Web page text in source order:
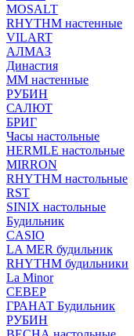
MOSALT
RHYTHM настенные
VILART
АЛМАЗ
Династия
ММ настенные
РУБИН
САЛЮТ
БРИГ
Часы настольные
HERMLE настольные
MIRRON
RHYTHM настольные
RST
SINIX настольные
Будильник
CASIO
LA MER будильник
RHYTHM будильники
La Minor
СЕВЕР
ГРАНАТ Будильник
РУБИН